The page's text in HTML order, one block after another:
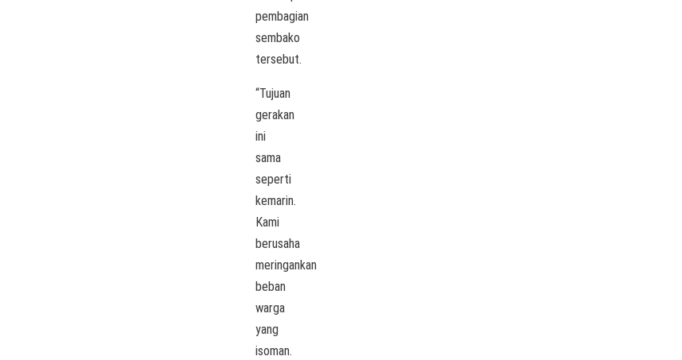
pembagian
sembako
tersebut.
“Tujuan
gerakan
ini
sama
seperti
kemarin.
Kami
berusaha
meringankan
beban
warga
yang
isoman.